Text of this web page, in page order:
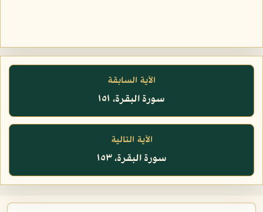
الآية السابقة
سورة البقرة، ١٥١
الآية التالية
سورة البقرة، ١٥٣